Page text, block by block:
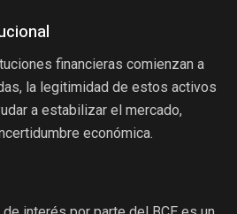
financieras comienzan a
la legitimidad de estos activos
a estabilizar el mercado,
económica.